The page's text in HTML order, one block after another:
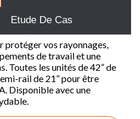
Etude De Cas
vos rayonnages,
de travail et une
Toutes les unités de 42” de
rail de 21” pour être
Disponible avec une